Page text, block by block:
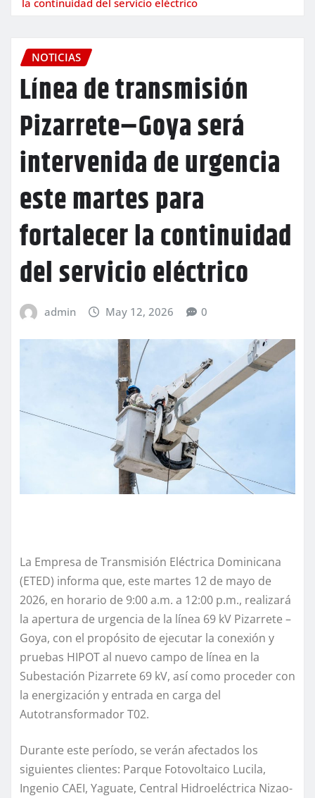
NOTICIAS
Línea de transmisión
Pizarrete–Goya será
intervenida de urgencia
este martes para
fortalecer la continuidad
del servicio eléctrico
admin May 12, 2026 0
La Empresa de Transmisión Eléctrica Dominicana
(ETED) informa que, este martes 12 de mayo de
2026, en horario de 9:00 a.m. a 12:00 p.m., realizará
la apertura de urgencia de la línea 69 kV Pizarrete –
Goya, con el propósito de ejecutar la conexión y
pruebas HIPOT al nuevo campo de línea en la
Subestación Pizarrete 69 kV, así como proceder con
la energización y entrada en carga del
Autotransformador T02.
Durante este período, se verán afectados los
siguientes clientes: Parque Fotovoltaico Lucila,
Ingenio CAEI, Yaguate, Central Hidroeléctrica Nizao-